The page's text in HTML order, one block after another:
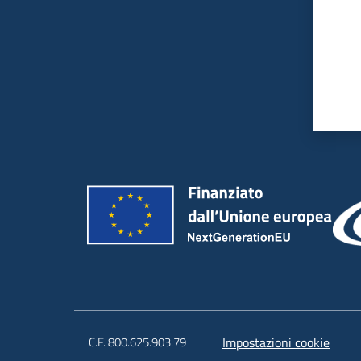
C.F. 800.625.903.79 Impostazioni cookie